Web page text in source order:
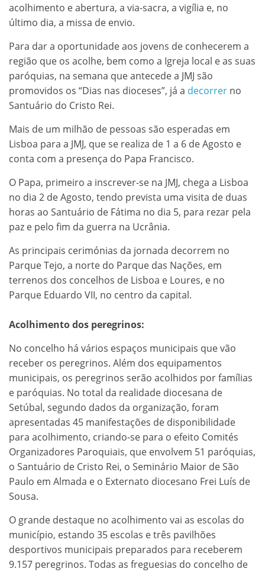
acolhimento e abertura, a via-sacra, a vigília e, no
último dia, a missa de envio.
Para dar a oportunidade aos jovens de conhecerem a
região que os acolhe, bem como a Igreja local e as suas
paróquias, na semana que antecede a JMJ são
promovidos os “Dias nas dioceses”, já a decorrer no
Santuário do Cristo Rei.
Mais de um milhão de pessoas são esperadas em
Lisboa para a JMJ, que se realiza de 1 a 6 de Agosto e
conta com a presença do Papa Francisco.
O Papa, primeiro a inscrever-se na JMJ, chega a Lisboa
no dia 2 de Agosto, tendo prevista uma visita de duas
horas ao Santuário de Fátima no dia 5, para rezar pela
paz e pelo fim da guerra na Ucrânia.
As principais cerimónias da jornada decorrem no
Parque Tejo, a norte do Parque das Nações, em
terrenos dos concelhos de Lisboa e Loures, e no
Parque Eduardo VII, no centro da capital.
Acolhimento dos peregrinos:
No concelho há vários espaços municipais que vão
receber os peregrinos. Além dos equipamentos
municipais, os peregrinos serão acolhidos por famílias
e paróquias. No total da realidade diocesana de
Setúbal, segundo dados da organização, foram
apresentadas 45 manifestações de disponibilidade
para acolhimento, criando-se para o efeito Comités
Organizadores Paroquiais, que envolvem 51 paróquias,
o Santuário de Cristo Rei, o Seminário Maior de São
Paulo em Almada e o Externato diocesano Frei Luís de
Sousa.
O grande destaque no acolhimento vai as escolas do
município, estando 35 escolas e três pavilhões
desportivos municipais preparados para receberem
9.157 peregrinos. Todas as freguesias do concelho de